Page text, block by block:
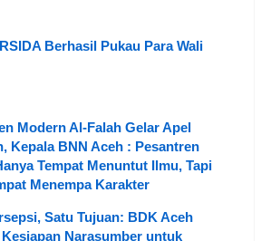
Berhasil Pukau Para Wali
Modern Al-Falah Gelar Apel
Kepala BNN Aceh : Pesantren
Tempat Menuntut Ilmu, Tapi
Menempa Karakter
Satu Tujuan: BDK Aceh
Narasumber untuk